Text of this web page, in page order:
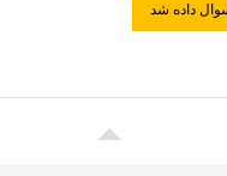
داده شد